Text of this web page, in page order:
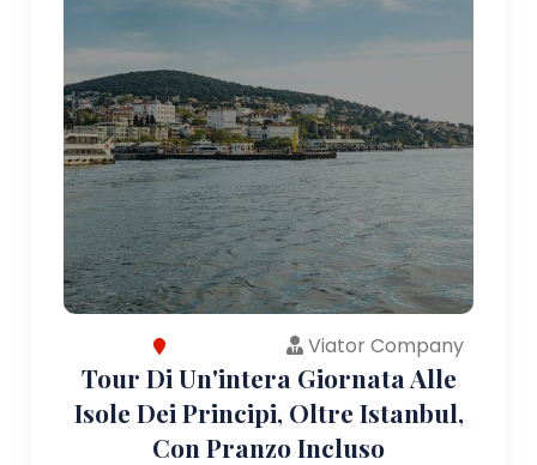
Viator Company
Tour Di Un'intera Giornata Alle
Isole Dei Principi, Oltre Istanbul,
Con Pranzo Incluso